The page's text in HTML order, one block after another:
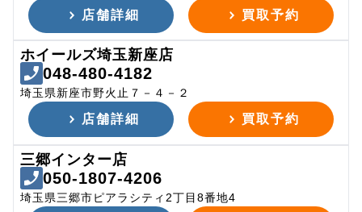
店舗詳細 買取予約
ホイールズ埼玉新座店
048-480-4182
埼玉県新座市野火止７－４－２
店舗詳細 買取予約
三郷インター店
050-1807-4206
埼玉県三郷市ピアラシティ2丁目8番地4